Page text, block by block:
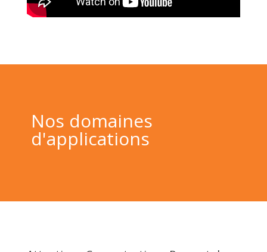
Nos domaines
d'applications